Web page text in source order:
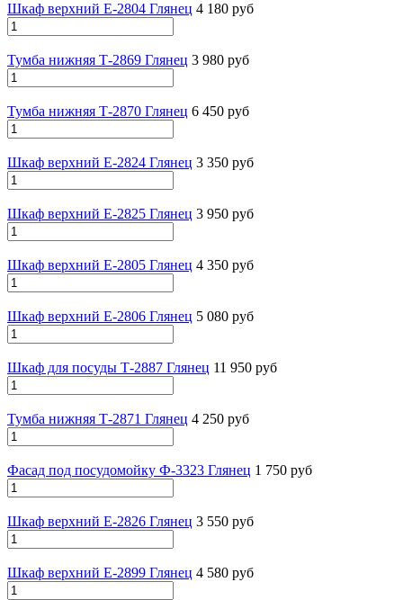
Шкаф верхний Е-2804 Глянец 4 180 руб
Тумба нижняя Т-2869 Глянец 3 980 руб
Тумба нижняя Т-2870 Глянец 6 450 руб
Шкаф верхний Е-2824 Глянец 3 350 руб
Шкаф верхний Е-2825 Глянец 3 950 руб
Шкаф верхний Е-2805 Глянец 4 350 руб
Шкаф верхний Е-2806 Глянец 5 080 руб
Шкаф для посуды Т-2887 Глянец 11 950 руб
Тумба нижняя Т-2871 Глянец 4 250 руб
Фасад под посудомойку Ф-3323 Глянец 1 750 руб
Шкаф верхний Е-2826 Глянец 3 550 руб
Шкаф верхний Е-2899 Глянец 4 580 руб